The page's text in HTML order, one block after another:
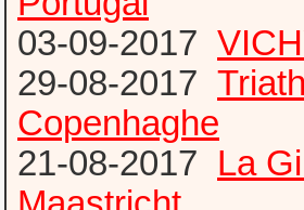
03-09-2017
29-08-2017
Copenhaghe
21-08-2017 La